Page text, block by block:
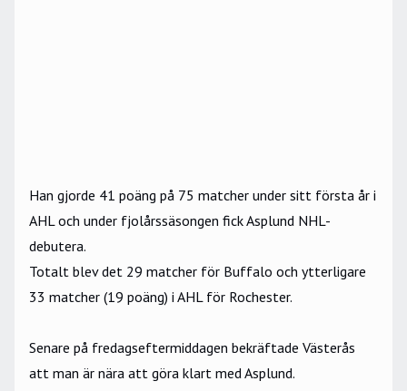
Han gjorde 41 poäng på 75 matcher under sitt första år i
AHL och under fjolårssäsongen fick Asplund NHL-
debutera.
Totalt blev det 29 matcher för Buffalo och ytterligare
33 matcher (19 poäng) i AHL för Rochester.
Senare på fredagseftermiddagen bekräftade Västerås
att man är nära att göra klart med Asplund.